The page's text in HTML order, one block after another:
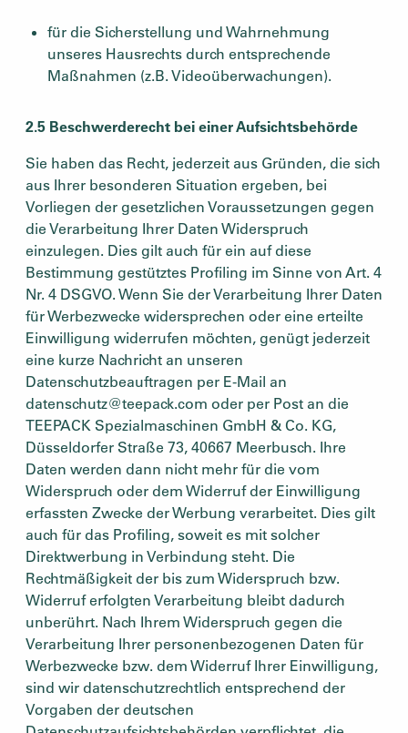
für die Sicherstellung und Wahrnehmung
unseres Hausrechts durch entsprechende
Maßnahmen (z.B. Videoüberwachungen).
2.5 Beschwerderecht bei einer Aufsichtsbehörde
Sie haben das Recht, jederzeit aus Gründen, die sich
aus Ihrer besonderen Situation ergeben, bei
Vorliegen der gesetzlichen Voraussetzungen gegen
die Verarbeitung Ihrer Daten Widerspruch
einzulegen. Dies gilt auch für ein auf diese
Bestimmung gestütztes Profiling im Sinne von Art. 4
Nr. 4 DSGVO. Wenn Sie der Verarbeitung Ihrer Daten
für Werbezwecke widersprechen oder eine erteilte
Einwilligung widerrufen möchten, genügt jederzeit
eine kurze Nachricht an unseren
Datenschutzbeauftragen per E-Mail an
datenschutz@teepack.com oder per Post an die
TEEPACK Spezialmaschinen GmbH & Co. KG,
Düsseldorfer Straße 73, 40667 Meerbusch. Ihre
Daten werden dann nicht mehr für die vom
Widerspruch oder dem Widerruf der Einwilligung
erfassten Zwecke der Werbung verarbeitet. Dies gilt
auch für das Profiling, soweit es mit solcher
Direktwerbung in Verbindung steht. Die
Rechtmäßigkeit der bis zum Widerspruch bzw.
Widerruf erfolgten Verarbeitung bleibt dadurch
unberührt. Nach Ihrem Widerspruch gegen die
Verarbeitung Ihrer personenbezogenen Daten für
Werbezwecke bzw. dem Widerruf Ihrer Einwilligung,
sind wir datenschutzrechtlich entsprechend der
Vorgaben der deutschen